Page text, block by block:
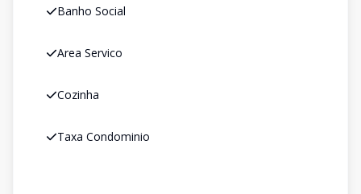
Banho Social
Area Servico
Cozinha
Taxa Condominio